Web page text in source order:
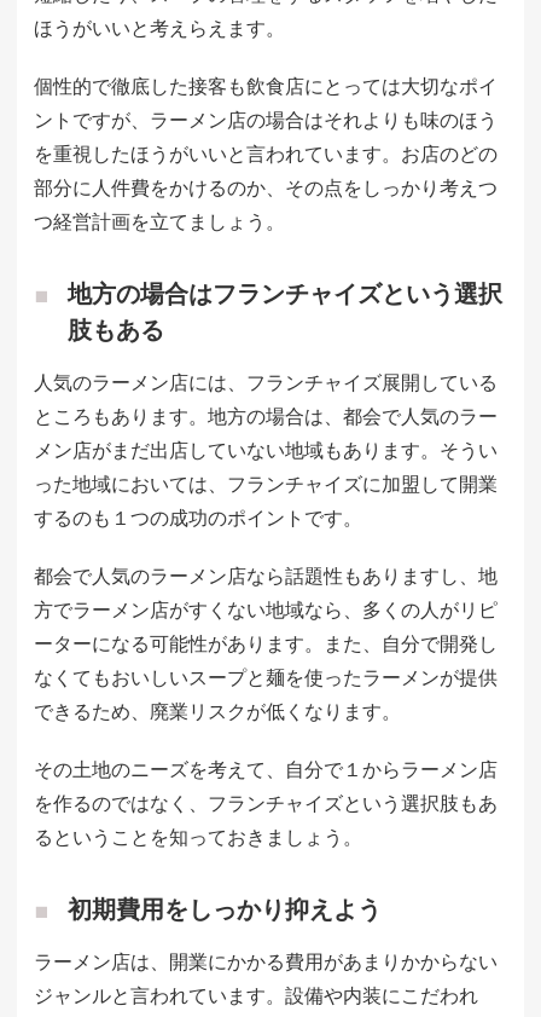
ほうがいいと考えらえます。
個性的で徹底した接客も飲食店にとっては大切なポイ
ントですが、ラーメン店の場合はそれよりも味のほう
を重視したほうがいいと言われています。お店のどの
部分に人件費をかけるのか、その点をしっかり考えつ
つ経営計画を立てましょう。
地方の場合はフランチャイズという選択
肢もある
人気のラーメン店には、フランチャイズ展開している
ところもあります。地方の場合は、都会で人気のラー
メン店がまだ出店していない地域もあります。そうい
った地域においては、フランチャイズに加盟して開業
するのも１つの成功のポイントです。
都会で人気のラーメン店なら話題性もありますし、地
方でラーメン店がすくない地域なら、多くの人がリピ
ーターになる可能性があります。また、自分で開発し
なくてもおいしいスープと麺を使ったラーメンが提供
できるため、廃業リスクが低くなります。
その土地のニーズを考えて、自分で１からラーメン店
を作るのではなく、フランチャイズという選択肢もあ
るということを知っておきましょう。
初期費用をしっかり抑えよう
ラーメン店は、開業にかかる費用があまりかからない
ジャンルと言われています。設備や内装にこだわれ